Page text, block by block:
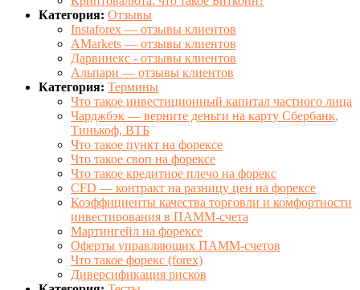
Категория: Отзывы
Instaforex — отзывы клиентов
AMarkets — отзывы клиентов
Дарвинекс - отзывы клиентов
Альпари — отзывы клиентов
Категория: Термины
Что такое инвестиционный капитал частного лица
Чарджбэк — верните деньги на карту Сбербанк,
Тинькоф, ВТБ
Что такое пункт на форексе
Что такое своп на форексе
Что такое кредитное плечо на форекс
CFD — контракт на разницу цен на форексе
Коэффициенты качества торговли и комфортности
инвестирования в ПАММ-счета
Мартингейл на форексе
Оферты управляющих ПАММ-счетов
Что такое форекс (forex)
Диверсификация рисков